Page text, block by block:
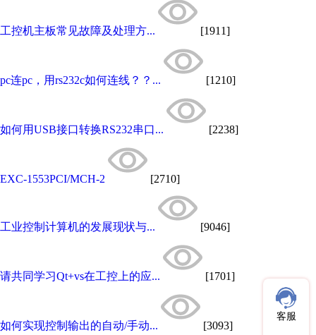
工控机主板常见故障及处理方... [1911]
pc连pc，用rs232c如何连线？？... [1210]
如何用USB接口转换RS232串口... [2238]
EXC-1553PCI/MCH-2 [2710]
工业控制计算机的发展现状与... [9046]
请共同学习Qt+vs在工控上的应... [1701]
如何实现控制输出的自动/手动... [3093]
客服